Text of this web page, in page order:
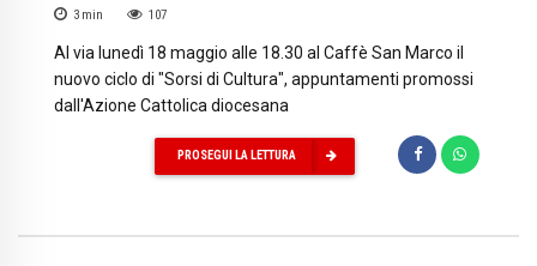
3 min 107
Al via lunedì 18 maggio alle 18.30 al Caffè San Marco il
nuovo ciclo di "Sorsi di Cultura", appuntamenti promossi
dall'Azione Cattolica diocesana
PROSEGUI LA LETTURA